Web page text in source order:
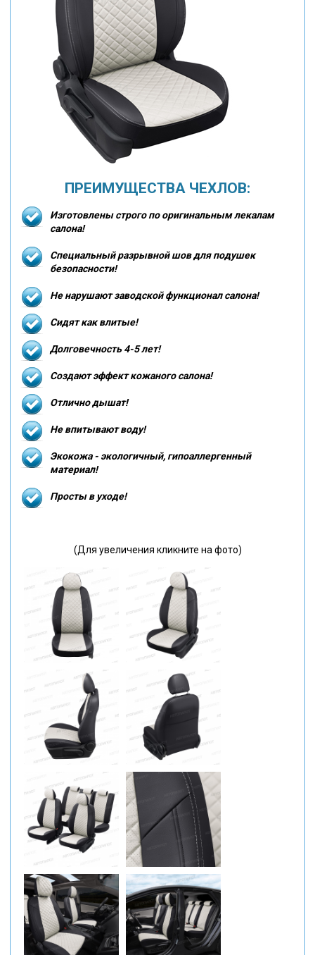
ПРЕИМУЩЕСТВА ЧЕХЛОВ:
Изготовлены строго по оригинальным лекалам
салона!
Специальный разрывной шов для подушек
безопасности!
Не нарушают заводской функционал салона!
Сидят как влитые!
Долговечность 4-5 лет!
Создают эффект кожаного салона!
Отлично дышат!
Не впитывают воду!
Экокожа - экологичный, гипоаллергенный
материал!
Просты в уходе!
(Для увеличения кликните на фото)